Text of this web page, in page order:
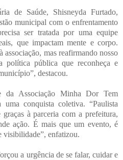
de Saúde, Shisneyda Furtado,
municipal com o enfrentamento
ser tratada por uma equipe
que impactam mente e corpo.
associação, mas reafirmando nosso
política pública que reconheça e
destacou.
da Associação Minha Dor Tem
uma conquista coletiva. “Paulista
à parceria com a prefeitura,
ação. É mais que um evento, é
visibilidade”, enfatizou.
a urgência de se falar, cuidar e